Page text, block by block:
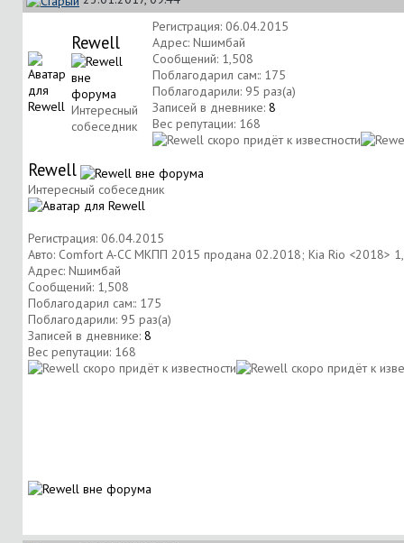
Rewell
Интересный
собеседник
Регистрация: 06.04.2015
Адрес: Nшимбай
Сообщений: 1,508
Поблагодарил сам:: 175
Поблагодарили: 95 раз(а)
Записей в дневнике: 8
Вес репутации: 168
Rewell
Интересный собеседник
Регистрация: 06.04.2015
Авто: Comfort A-CC MKПП 2015 продана 02.2018; Kia Rio <2018>
Адрес: Nшимбай
Сообщений: 1,508
Поблагодарил сам:: 175
Поблагодарили: 95 раз(а)
Записей в дневнике: 8
Вес репутации: 168